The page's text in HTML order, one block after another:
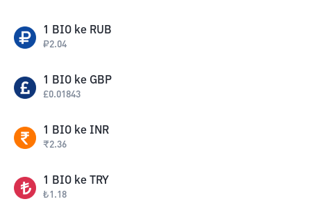
1 BIO ke RUB
₽2.04
1 BIO ke GBP
£0.01843
1 BIO ke INR
₹2.36
1 BIO ke TRY
₺1.18